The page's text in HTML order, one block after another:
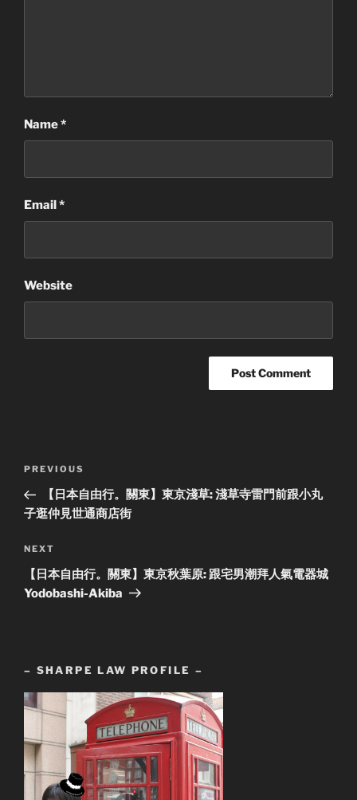
Name*
Email*
Website
Previous
Post
PREVIOUS
【日本自由行。關東】東京淺草: 淺草寺雷門前跟小丸
子逛仲見世通商店街
Next
Post
NEXT
【日本自由行。關東】東京秋葉原: 跟宅男潮拜人氣電器城
Yodobashi-Akiba
– SHARPE LAW PROFILE –